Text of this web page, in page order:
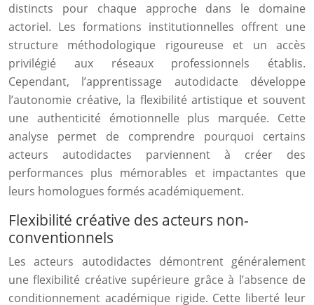
distincts pour chaque approche dans le domaine
actoriel. Les formations institutionnelles offrent une
structure méthodologique rigoureuse et un accès
privilégié aux réseaux professionnels établis.
Cependant, l’apprentissage autodidacte développe
l’autonomie créative, la flexibilité artistique et souvent
une authenticité émotionnelle plus marquée. Cette
analyse permet de comprendre pourquoi certains
acteurs autodidactes parviennent à créer des
performances plus mémorables et impactantes que
leurs homologues formés académiquement.
Flexibilité créative des acteurs non-
conventionnels
Les acteurs autodidactes démontrent généralement
une flexibilité créative supérieure grâce à l’absence de
conditionnement académique rigide. Cette liberté leur